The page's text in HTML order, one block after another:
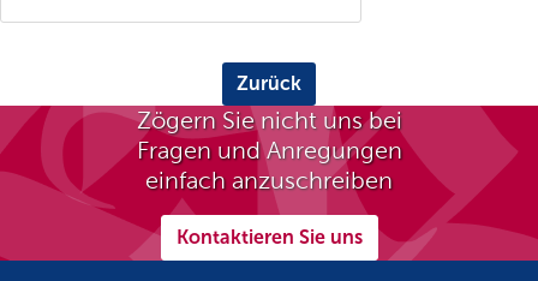
Zurück
Zögern Sie nicht uns bei
Fragen und Anregungen
einfach anzuschreiben
Kontaktieren Sie uns